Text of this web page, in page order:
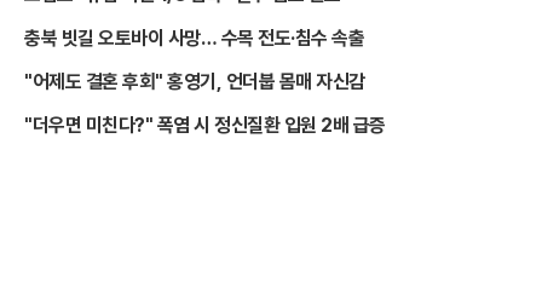
충북 빗길 오토바이 사망… 수목 전도·침수 속출
"어제도 결혼 후회" 홍영기, 언더붑 몸매 자신감
"더우면 미친다?" 폭염 시 정신질환 입원 2배 급증